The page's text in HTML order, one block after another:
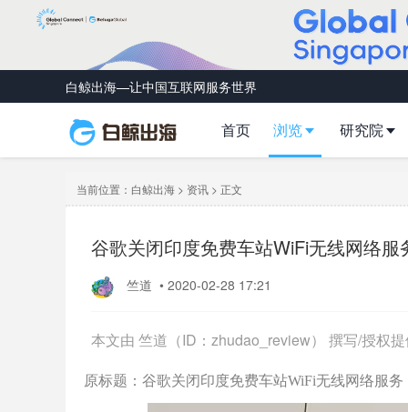
白鲸出海—让中国互联网服务世界
首页 浏览 研究院
当前位置： 白鲸出海 > 资讯 > 正文
谷歌关闭印度免费车站WiFi无线网络服
竺道 • 2020-02-28 17:21
本文由 竺道（ID：zhudao_review） 撰写/授权
原标题：谷歌关闭印度免费车站WiFi无线网络服务